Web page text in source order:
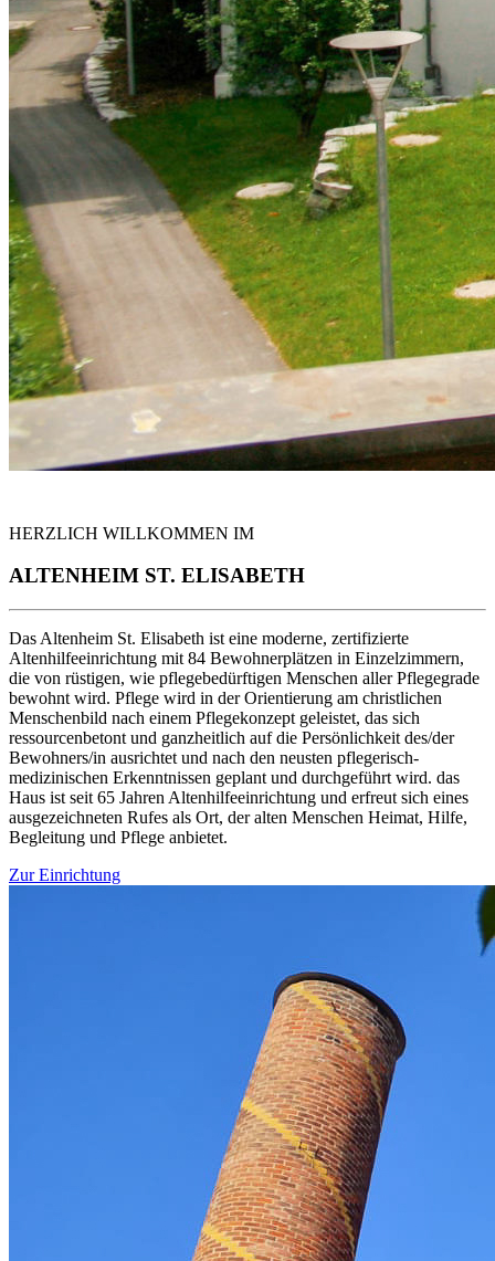
HERZLICH WILLKOMMEN IM
ALTENHEIM ST. ELISABETH
Das Altenheim St. Elisabeth ist eine moderne, zertifizierte
Altenhilfeeinrichtung mit 84 Bewohnerplätzen in Einzelzimmern,
die von rüstigen, wie pflegebedürftigen Menschen aller Pflegegrade
bewohnt wird. Pflege wird in der Orientierung am christlichen
Menschenbild nach einem Pflegekonzept geleistet, das sich
ressourcenbetont und ganzheitlich auf die Persönlichkeit des/der
Bewohners/in ausrichtet und nach den neusten pflegerisch-
medizinischen Erkenntnissen geplant und durchgeführt wird. das
Haus ist seit 65 Jahren Altenhilfeeinrichtung und erfreut sich eines
ausgezeichneten Rufes als Ort, der alten Menschen Heimat, Hilfe,
Begleitung und Pflege anbietet.
Zur Einrichtung